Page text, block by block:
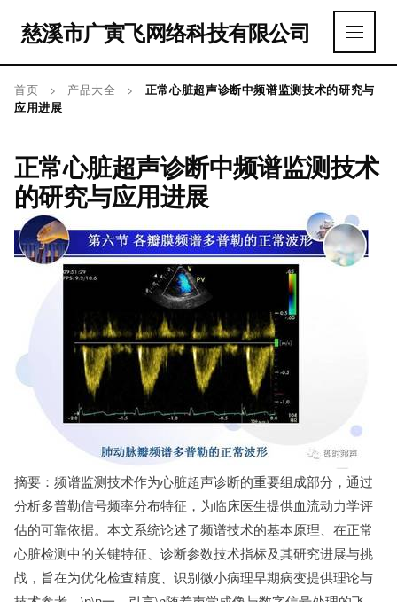
慈溪市广寅飞网络科技有限公司
首页 > 产品大全 >
正常心脏超声诊断中频谱监测技术的研究与
应用进展
正常心脏超声诊断中频谱监测技术
的研究与应用进展
摘要：频谱监测技术作为心脏超声诊断的重要组成部分，通过
分析多普勒信号频率分布特征，为临床医生提供血流动力学评
估的可靠依据。本文系统论述了频谱技术的基本原理、在正常
心脏检测中的关键特征、诊断参数技术指标及其研究进展与挑
战，旨在为优化检查精度、识别微小病理早期病变提供理论与